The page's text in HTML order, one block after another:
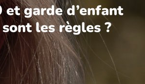
et garde d’enfant
les règles ?